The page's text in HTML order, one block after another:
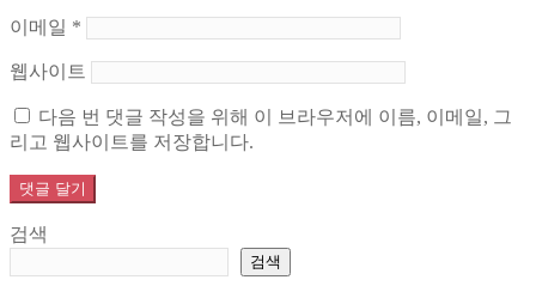
이메일 *
웹사이트
다음 번 댓글 작성을 위해 이 브라우저에 이름, 이메일, 그
리고 웹사이트를 저장합니다.
검색
검색